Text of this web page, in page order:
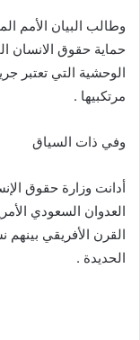
وطالب البيان الأمم
حماية حقوق الانسان
الوحشية التي تعتبر
مرتكبيها .
وفي ذات السياق
أدانت وزارة حقوق
العدوان السعودي
القرن الأفريقي
الحديدة .